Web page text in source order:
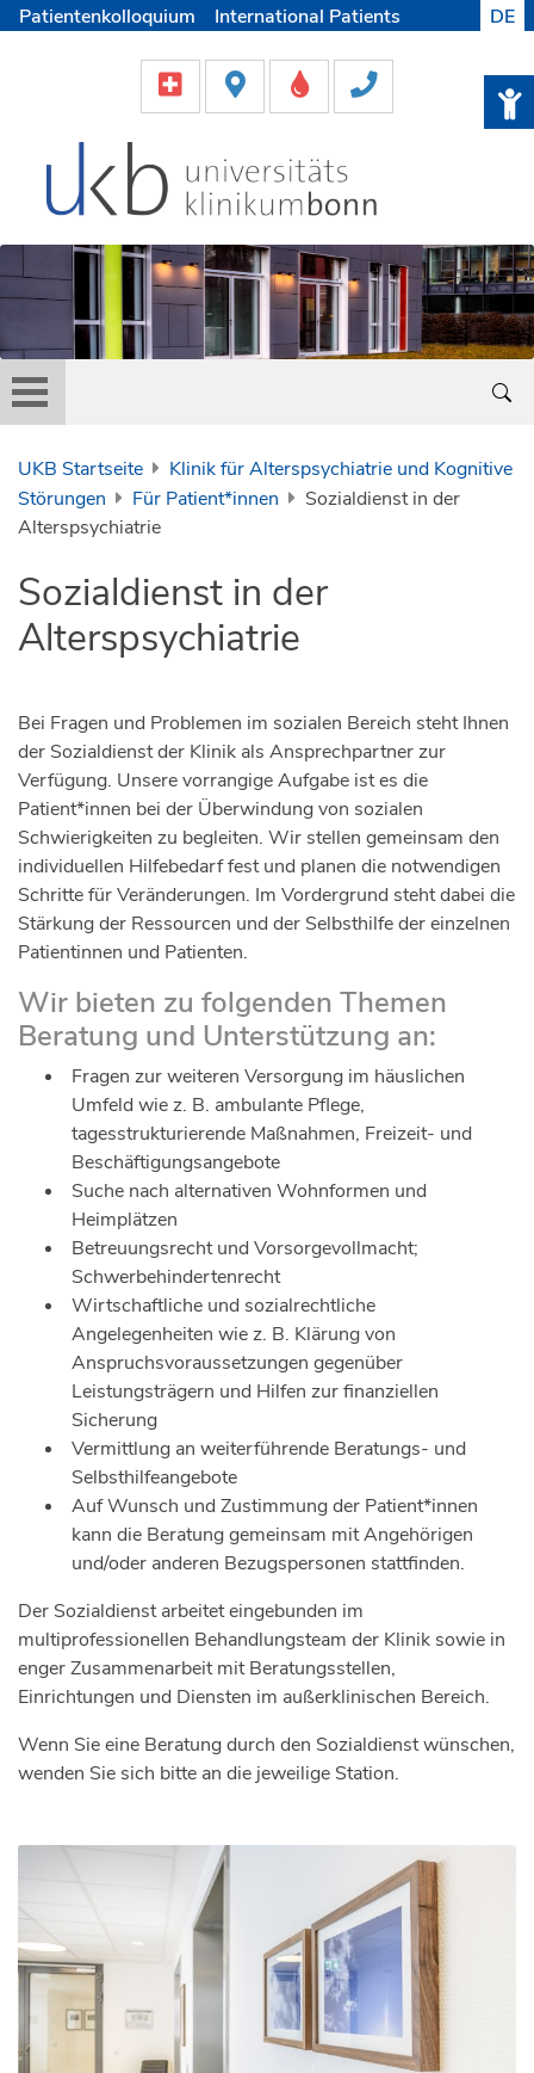
Patientenkolloquium
International Patients
Helfen & Spenden
Medien
DE
UKB Startseite
Klinik für Alterspsychiatrie und Kognitive
Störungen
Für Patient*innen
Sozialdienst in der
Alterspsychiatrie
Sozialdienst in der
Alterspsychiatrie
Bei Fragen und Problemen im sozialen Bereich steht Ihnen
der Sozialdienst der Klinik als Ansprechpartner zur
Verfügung. Unsere vorrangige Aufgabe ist es die
Patient*innen bei der Überwindung von sozialen
Schwierigkeiten zu begleiten. Wir stellen gemeinsam den
individuellen Hilfebedarf fest und planen die notwendigen
Schritte für Veränderungen. Im Vordergrund steht dabei die
Stärkung der Ressourcen und der Selbsthilfe der einzelnen
Patientinnen und Patienten.
Wir bieten zu folgenden Themen
Beratung und Unterstützung an:
Fragen zur weiteren Versorgung im häuslichen
Umfeld wie z. B. ambulante Pflege,
tagesstrukturierende Maßnahmen, Freizeit- und
Beschäftigungsangebote
Suche nach alternativen Wohnformen und
Heimplätzen
Betreuungsrecht und Vorsorgevollmacht;
Schwerbehindertenrecht
Wirtschaftliche und sozialrechtliche
Angelegenheiten wie z. B. Klärung von
Anspruchsvoraussetzungen gegenüber
Leistungsträgern und Hilfen zur finanziellen
Sicherung
Vermittlung an weiterführende Beratungs- und
Selbsthilfeangebote
Auf Wunsch und Zustimmung der Patient*innen
kann die Beratung gemeinsam mit Angehörigen
und/oder anderen Bezugspersonen stattfinden.
Der Sozialdienst arbeitet eingebunden im
multiprofessionellen Behandlungsteam der Klinik sowie in
enger Zusammenarbeit mit Beratungsstellen,
Einrichtungen und Diensten im außerklinischen Bereich.
Wenn Sie eine Beratung durch den Sozialdienst wünschen,
wenden Sie sich bitte an die jeweilige Station.